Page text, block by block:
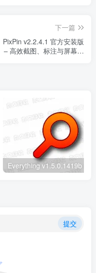
下一篇
PixPin v2.2.4.1 官方安装版
– 高效截图、标注与屏幕录
提交